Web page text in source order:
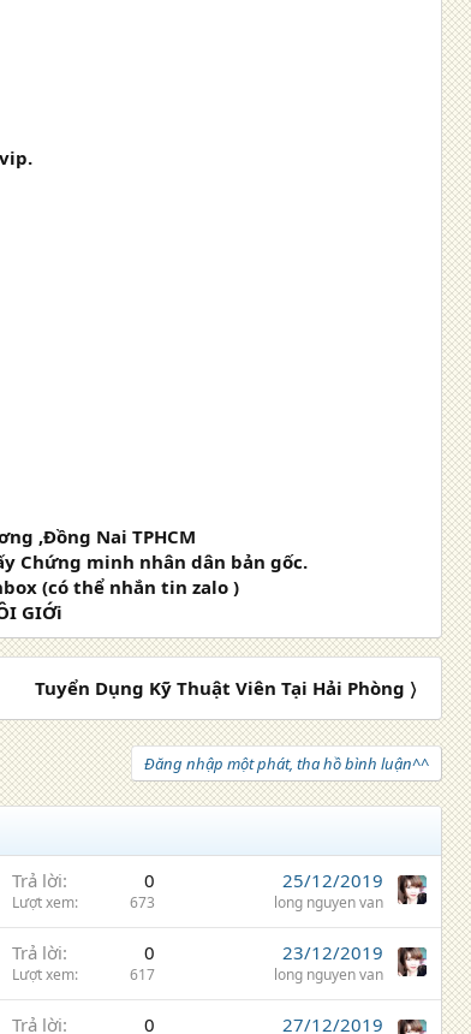
,Đồng Nai TPHCM
Chứng minh nhân dân bản gốc.
(có thể nhắn tin zalo )
GIỚi
Tuyển Dụng Kỹ Thuật Viên Tại Hải Phòng 〉
Đăng nhập một phát, tha hồ bình luận^^
Trả lời 0
Lượt xem 673
25/12/2019
long nguyen van
Trả lời 0
Lượt xem 617
23/12/2019
long nguyen van
Trả lời 0 27/12/2019